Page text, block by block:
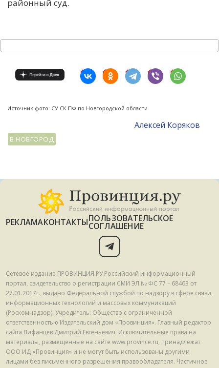
районный суд.
Источник фото: СУ СК ПФ по Новгородской области
Алексей Коряков
В.НОВГОРОД
РЕКЛАМАКОНТАКТЫПОЛЬЗОВАТЕЛЬСКОЕ
СОГЛАШЕНИЕ
Сетевое издание ПРОВИНЦИЯ.РУ Российский информационный
портал, свидетельство о регистрации СМИ ЭЛ № ФС 77 – 68463 от
27.01.2017г., выдано Федеральной службой по надзору в сфере связи,
информационных технологий и массовых коммуникаций
(Роскомнадзор). Учредитель: Общество с ограниченной
ответственностью Издательский дом «Провинция». Главный редактор
сайта Лифанцев Дмитрий Евгеньевич. Исключительные права на
материалы, размещенные на сайте www.province.ru, принадлежат
ООО ИД «Провинция» и не могут быть использованы другими
лицами без письменного разрешения правообладателя. Частичное